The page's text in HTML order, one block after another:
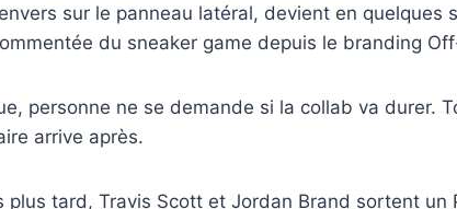
sur le panneau latéral, devient en quelques
du sneaker game depuis le branding
personne ne se demande si la collab va durer.
arrive après.
plus tard, Travis Scott et Jordan Brand sortent un